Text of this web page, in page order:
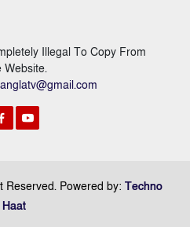
Illegal To Copy From
Website.
Reserved. Powered by: Techno
Haat